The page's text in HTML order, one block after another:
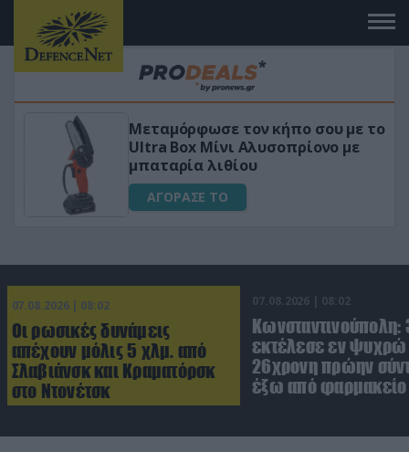
Μεταμόρφωσε τον κήπο σου με το
Ultra Box Μίνι Αλυσοπρίονο με
μπαταρία λιθίου
ΑΓΟΡΑΣΕ ΤΟ
07.08.2026 | 08:02
Οι ρωσικές δυνάμεις
απέχουν μόλις 5 χλμ. από
Σλαβιάνσκ και Κραματόρσκ
στο Ντονέτσκ
07.08.2026 | 08:02
Κωνσταντινούπολη:
εκτέλεσε εν ψυχρώ
26χρονη πρώην
έξω από φαρμακείο